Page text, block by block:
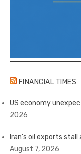
FINANCIAL TIMES
US economy
2026
Iran’s oil exports stall
August 7, 2026